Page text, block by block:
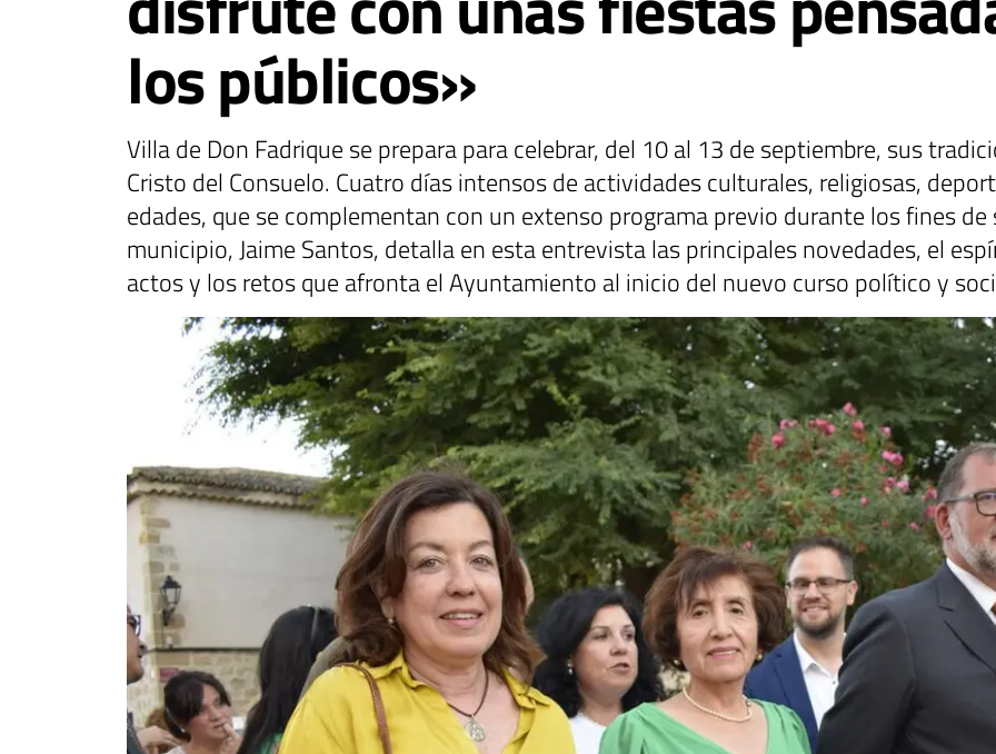
los públicos»
Villa de Don Fadrique se prepara para celebrar, del 10 al 13 de septiembre, sus
Cristo del Consuelo. Cuatro días intensos de actividades culturales, religiosas,
edades, que se complementan con un extenso programa previo durante los fines
municipio, Jaime Santos, detalla en esta entrevista las principales novedades, el
actos y los retos que afronta el Ayuntamiento al inicio del nuevo curso político y